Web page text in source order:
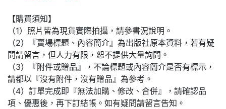
【購買須知】
（1）照片皆為現貨實際拍攝，請參書況說明。
（2）『賣場標題、內容簡介』為出版社原本資料，若有疑
問請留言，但人力有限，恕不提供大量詢問。
（3）『附件或贈品』，不論標題或內容簡介是否有標示，
請都以『沒有附件，沒有贈品』為參考。
（4）訂單完成即『無法加購、修改、合併』，請確認品
項、優惠後，再下訂結帳。如有疑問請留言告知。